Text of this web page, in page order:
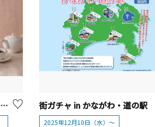
ヨコハマ グランド インターコンチネンタル ホテル「桃のアフタヌーンティー」 街ガチャ in かながわ・道の駅
2025年12月10日（水）～